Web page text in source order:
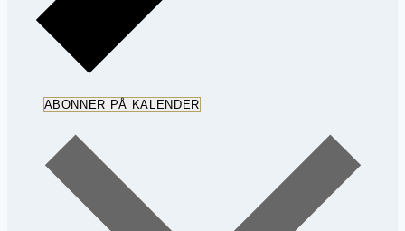
ABONNER PÅ KALENDER